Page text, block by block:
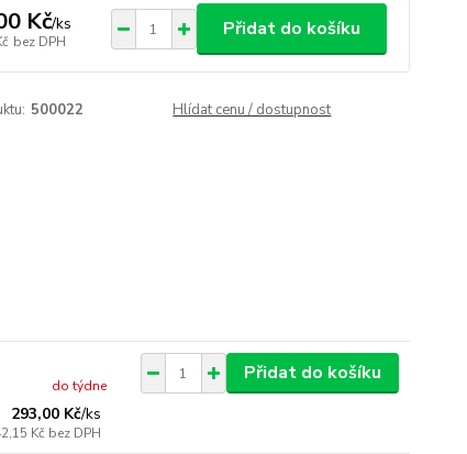
Kč/ks
bez DPH
Přidat do košíku
500022 Hlídat cenu / dostupnost
293,00 Kč/ks
Kč bez DPH
do týdne
Přidat do košíku